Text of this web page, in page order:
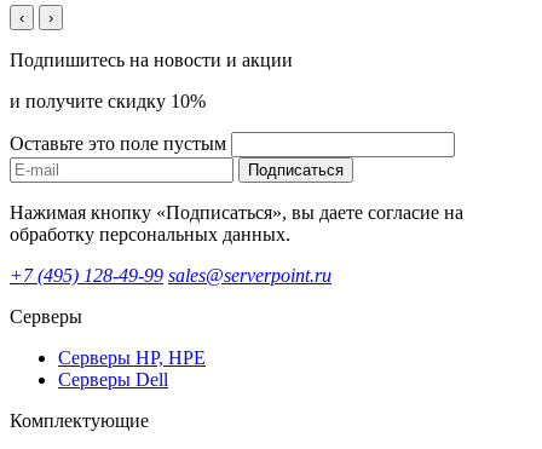
‹ ›
Подпишитесь на новости и акции
и получите скидку 10%
Оставьте это поле пустым
Подписаться
Нажимая кнопку «Подписаться», вы даете согласие на
обработку персональных данных.
+7 (495) 128-49-99 sales@serverpoint.ru
Серверы
Серверы HP, HPE
Серверы Dell
Комплектующие